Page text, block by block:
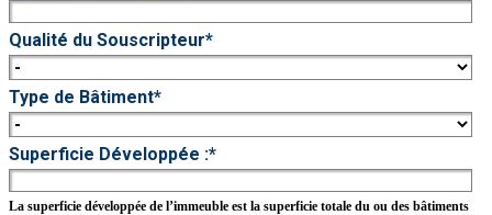
Qualité du Souscripteur*
Type de Bâtiment*
Superficie Développée :*
La superficie développée de l’immeuble est la superficie totale du ou des bâtiments